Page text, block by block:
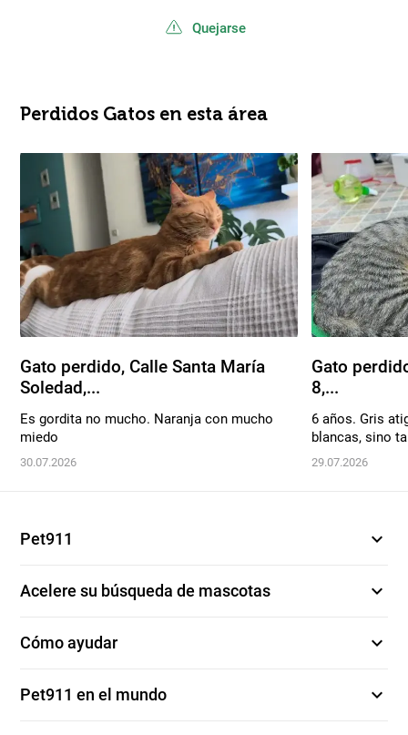
Quejarse
Perdidos Gatos en esta área
Gato perdido, Calle Santa María
Soledad,...
Es gordita no mucho. Naranja con mucho
miedo
30.07.2026
Gato
8,...
6 años. Gris
blancas, sino
29.07.2026
Pet911 expand_more
Acelere su búsqueda de mascotas expand_more
Cómo ayudar expand_more
Pet911 en el mundo expand_more